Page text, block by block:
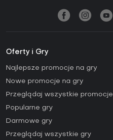
Oferty i Gry
Najlepsze promocje na gry
Nowe promocje na gry
Przeglądaj wszystkie promocje
Popularne gry
Darmowe gry
Przeglądaj wszystkie gry